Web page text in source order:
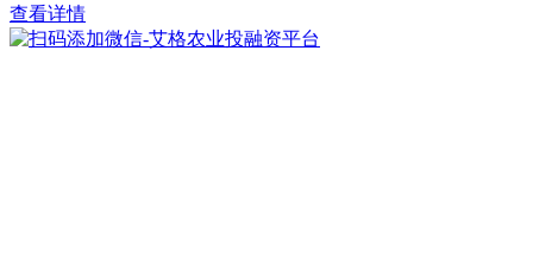
查看详情